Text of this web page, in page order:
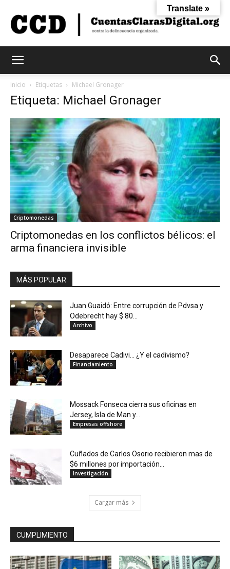
Digital
Inicio Etiquetas Michael Gronager
Etiqueta: Michael Gronager
Criptomonedas
Criptomonedas en los conflictos bélicos: el
arma financiera invisible
MÁS POPULAR
Juan Guaidó: Entre corrupción de Pdvsa y
Odebrecht hay $ 80...
Archivo
Desaparece Cadivi… ¿Y el cadivismo?
Financiamiento
Mossack Fonseca cierra sus oficinas en
Jersey, Isla de Man y...
Empresas offshore
Cuñados de Carlos Osorio recibieron mas de
$6 millones por importación...
Investigación
Cargar más
CUMPLIMIENTO
Translate »